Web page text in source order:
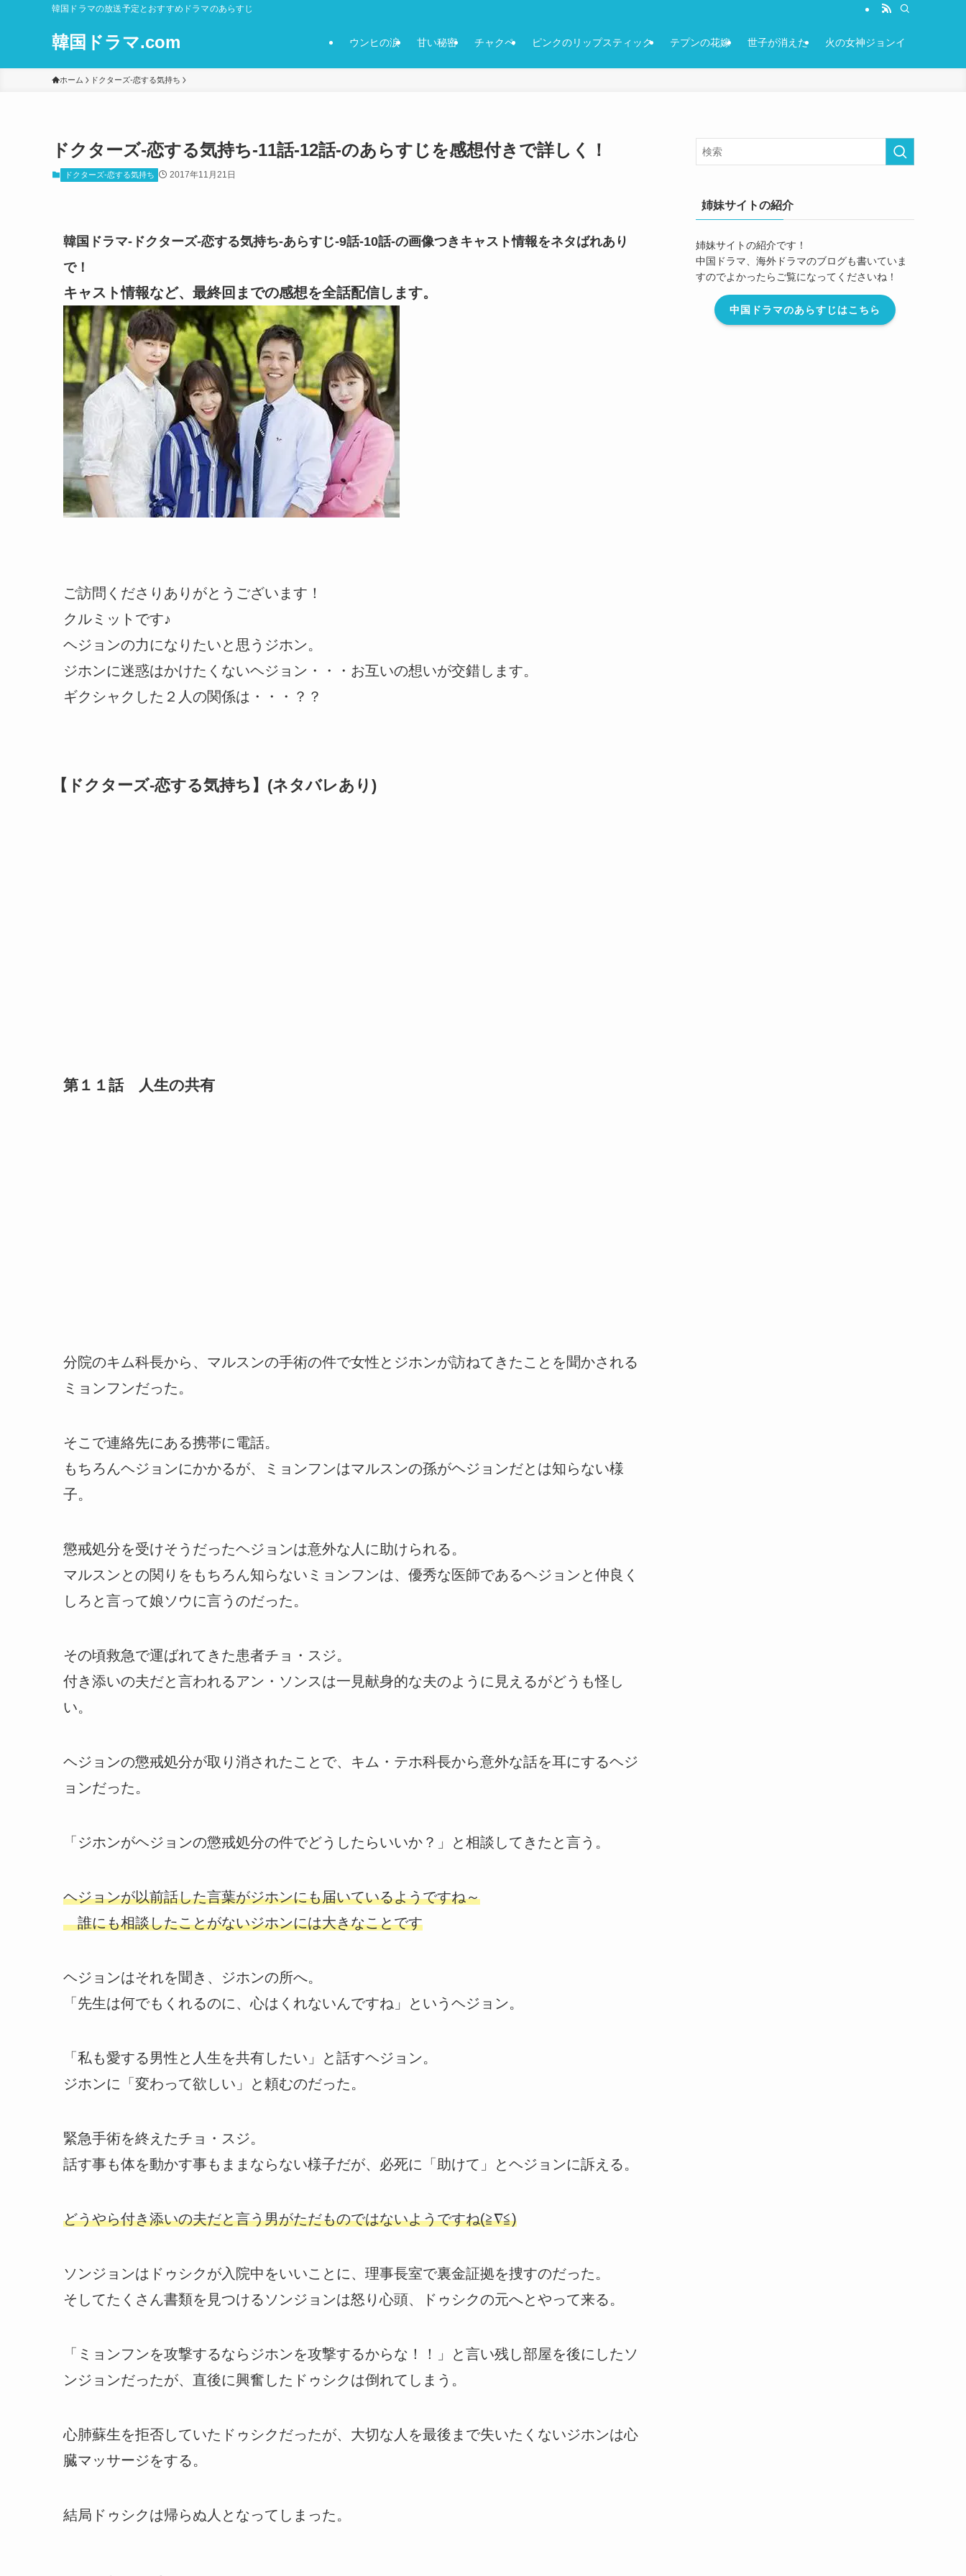
韓国ドラマの放送予定とおすすめドラマのあらすじ
韓国ドラマ.com ウンヒの涙 甘い秘密 チャクペ ピンクのリップスティック テプンの花嫁 世子が消えた 火の女神ジョンイ
ホーム ドクターズ-恋する気持ち
ドクターズ-恋する気持ち-11話-12話-のあらすじを感想付きで詳しく！
ドクターズ-恋する気持ち 2017年11月21日
韓国ドラマ-ドクターズ-恋する気持ち-あらすじ-9話-10話-の画像つきキャスト情報をネタばれあり
で！
キャスト情報など、最終回までの感想を全話配信します。
ご訪問くださりありがとうございます！
クルミットです♪
ヘジョンの力になりたいと思うジホン。
ジホンに迷惑はかけたくないヘジョン・・・お互いの想いが交錯します。
ギクシャクした２人の関係は・・・？？
【ドクターズ-恋する気持ち】(ネタバレあり)
第１１話 人生の共有
分院のキム科長から、マルスンの手術の件で女性とジホンが訪ねてきたことを聞かされる
ミョンフンだった。
そこで連絡先にある携帯に電話。
もちろんヘジョンにかかるが、ミョンフンはマルスンの孫がヘジョンだとは知らない様
子。
懲戒処分を受けそうだったヘジョンは意外な人に助けられる。
マルスンとの関りをもちろん知らないミョンフンは、優秀な医師であるヘジョンと仲良く
しろと言って娘ソウに言うのだった。
その頃救急で運ばれてきた患者チョ・スジ。
付き添いの夫だと言われるアン・ソンスは一見献身的な夫のように見えるがどうも怪し
い。
ヘジョンの懲戒処分が取り消されたことで、キム・テホ科長から意外な話を耳にするヘジ
ョンだった。
「ジホンがヘジョンの懲戒処分の件でどうしたらいいか？」と相談してきたと言う。
ヘジョンが以前話した言葉がジホンにも届いているようですね～
誰にも相談したことがないジホンには大きなことです
ヘジョンはそれを聞き、ジホンの所へ。
「先生は何でもくれるのに、心はくれないんですね」というヘジョン。
「私も愛する男性と人生を共有したい」と話すヘジョン。
ジホンに「変わって欲しい」と頼むのだった。
緊急手術を終えたチョ・スジ。
話す事も体を動かす事もままならない様子だが、必死に「助けて」とヘジョンに訴える。
どうやら付き添いの夫だと言う男がただものではないようですね(≧∇≦)
ソンジョンはドゥシクが入院中をいいことに、理事長室で裏金証拠を捜すのだった。
そしてたくさん書類を見つけるソンジョンは怒り心頭、ドゥシクの元へとやって来る。
「ミョンフンを攻撃するならジホンを攻撃するからな！！」と言い残し部屋を後にしたソ
ンジョンだったが、直後に興奮したドゥシクは倒れてしまう。
心肺蘇生を拒否していたドゥシクだったが、大切な人を最後まで失いたくないジホンは心
臓マッサージをする。
結局ドゥシクは帰らぬ人となってしまった。
姉妹サイトの紹介
姉妹サイトの紹介です！
中国ドラマ、海外ドラマのブログも書いていま
すのでよかったらご覧になってくださいね！
中国ドラマのあらすじはこちら